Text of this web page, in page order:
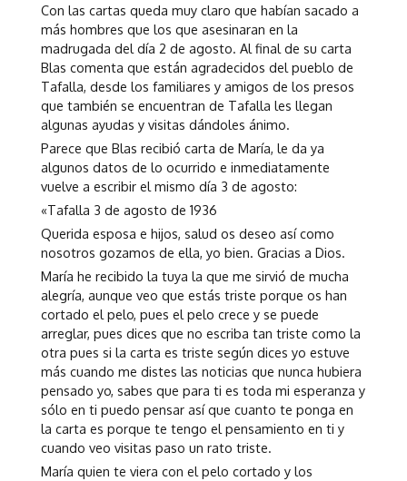
Con las cartas queda muy claro que habían sacado a
más hombres que los que asesinaran en la
madrugada del día 2 de agosto. Al final de su carta
Blas comenta que están agradecidos del pueblo de
Tafalla, desde los familiares y amigos de los presos
que también se encuentran de Tafalla les llegan
algunas ayudas y visitas dándoles ánimo.
Parece que Blas recibió carta de María, le da ya
algunos datos de lo ocurrido e inmediatamente
vuelve a escribir el mismo día 3 de agosto:
«Tafalla 3 de agosto de 1936
Querida esposa e hijos, salud os deseo así como
nosotros gozamos de ella, yo bien. Gracias a Dios.
María he recibido la tuya la que me sirvió de mucha
alegría, aunque veo que estás triste porque os han
cortado el pelo, pues el pelo crece y se puede
arreglar, pues dices que no escriba tan triste como la
otra pues si la carta es triste según dices yo estuve
más cuando me distes las noticias que nunca hubiera
pensado yo, sabes que para ti es toda mi esperanza y
sólo en ti puedo pensar así que cuanto te ponga en
la carta es porque te tengo el pensamiento en ti y
cuando veo visitas paso un rato triste.
María quien te viera con el pelo cortado y los